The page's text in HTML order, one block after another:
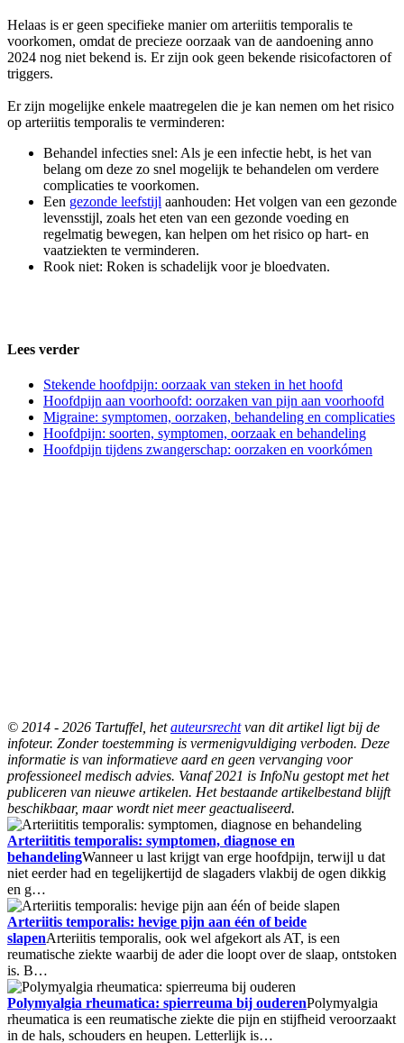
Helaas is er geen specifieke manier om arteriitis temporalis te
voorkomen, omdat de precieze oorzaak van de aandoening anno
2024 nog niet bekend is. Er zijn ook geen bekende risicofactoren of
triggers.
Er zijn mogelijke enkele maatregelen die je kan nemen om het risico
op arteriitis temporalis te verminderen:
Behandel infecties snel: Als je een infectie hebt, is het van
belang om deze zo snel mogelijk te behandelen om verdere
complicaties te voorkomen.
Een gezonde leefstijl aanhouden: Het volgen van een gezonde
levensstijl, zoals het eten van een gezonde voeding en
regelmatig bewegen, kan helpen om het risico op hart- en
vaatziekten te verminderen.
Rook niet: Roken is schadelijk voor je bloedvaten.
Lees verder
Stekende hoofdpijn: oorzaak van steken in het hoofd
Hoofdpijn aan voorhoofd: oorzaken van pijn aan voorhoofd
Migraine: symptomen, oorzaken, behandeling en complicaties
Hoofdpijn: soorten, symptomen, oorzaak en behandeling
Hoofdpijn tijdens zwangerschap: oorzaken en voorkómen
© 2014 - 2026 Tartuffel, hetauteursrechtvan dit artikel ligt bij de
infoteur. Zonder toestemming is vermenigvuldiging verboden. Deze
informatie is van informatieve aard en geen vervanging voor
professioneel medisch advies. Vanaf 2021 is InfoNu gestopt met het
publiceren van nieuwe artikelen. Het bestaande artikelbestand blijft
beschikbaar, maar wordt niet meer geactualiseerd.
Arteriititis temporalis: symptomen, diagnose en
behandelingWanneer u last krijgt van erge hoofdpijn, terwijl u dat
niet eerder had en tegelijkertijd de slagaders vlakbij de ogen dikkig
en g…
Arteriitis temporalis: hevige pijn aan één of beide
slapenArteriitis temporalis, ook wel afgekort als AT, is een
reumatische ziekte waarbij de ader die loopt over de slaap, ontstoken
is. B…
Polymyalgia rheumatica: spierreuma bij ouderenPolymyalgia
rheumatica is een reumatische ziekte die pijn en stijfheid veroorzaakt
in de hals, schouders en heupen. Letterlijk is…